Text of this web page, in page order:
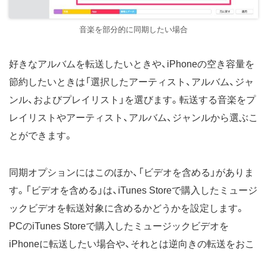
音楽を部分的に同期したい場合
好きなアルバムを転送したいときや、iPhoneの空き容量を
節約したいときは「選択したアーティスト、アルバム、ジャ
ンル、およびプレイリスト」を選びます。転送する音楽をプ
レイリストやアーティスト、アルバム、ジャンルから選ぶこ
とができます。
同期オプションにはこのほか、「ビデオを含める」がありま
す。「ビデオを含める」は、iTunes Storeで購入したミュージ
ックビデオを転送対象に含めるかどうかを設定します。
PCのiTunes Storeで購入したミュージックビデオを
iPhoneに転送したい場合や、それとは逆向きの転送をおこ